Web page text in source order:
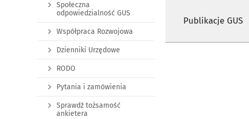
Publikacje GUS
Społeczna
odpowiedzialność GUS
Współpraca Rozwojowa
Dzienniki Urzędowe
RODO
Pytania i zamówienia
Sprawdź tożsamość
ankietera